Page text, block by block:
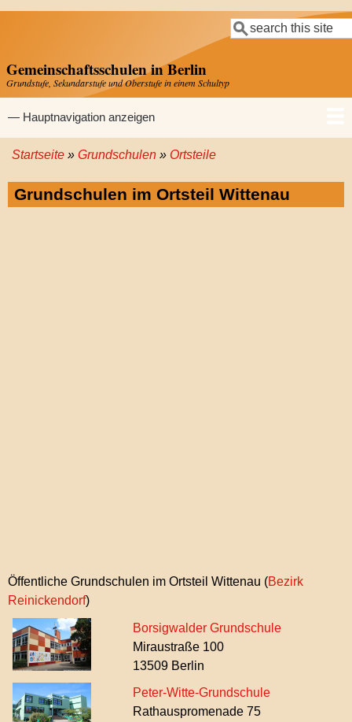
Suche
Gemeinschaftsschulen in Berlin
Grundstufe, Sekundarstufe und Oberstufe in einem Schultyp
Hauptnavigation
— Hauptnavigation anzeigen
Startseite
Gemeinschaftsschulen
Grundschulen
Sekundarschulen
Gymnasien
Startseite Grundschulen Ortsteile
Grundschulen im Ortsteil Wittenau
Ortsteil-
Top
Öffentliche Grundschulen im Ortsteil Wittenau (Bezirk
Reinickendorf)
Borsigwalder Grundschule
Miraustraße 100
13509 Berlin
Peter-Witte-Grundschule
Rathauspromenade 75